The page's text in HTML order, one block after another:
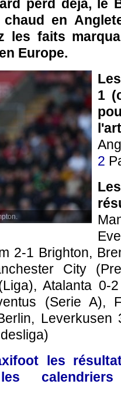
perd déjà, le
en
les faits
Europe.
1
2
2-1 Brighton,
City
Atalanta 0-
(Serie A),
Leverkusen
les